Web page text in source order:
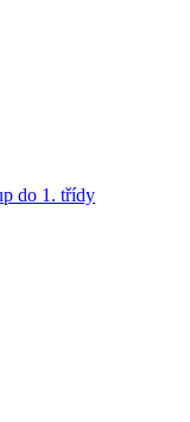
do 1. třídy